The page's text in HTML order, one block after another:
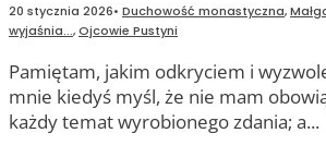
20 stycznia 2026• Duchowość monastyczna,
wyjaśnia...,Ojcowie Pustyni
Pamiętam, jakim odkryciem i
mnie kiedyś myśl, że nie mam
każdy temat wyrobionego zdania; a...